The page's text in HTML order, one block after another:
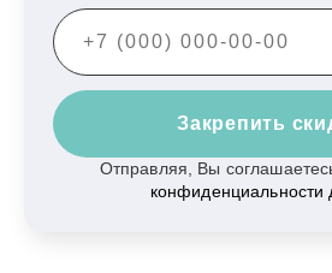
Закрепить
Отправляя, Вы
конфиденциальности